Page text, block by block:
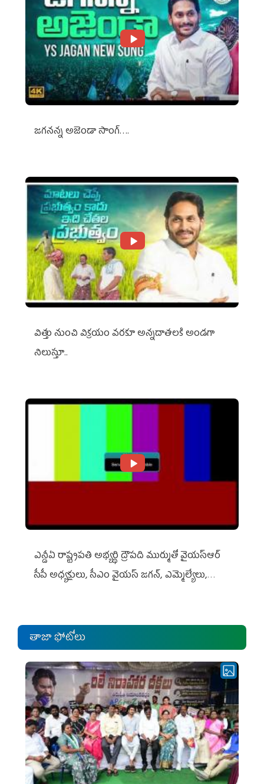
జగనన్న అజెండా సాంగ్….
విత్తు నుంచి విక్రయం వరకూ అన్నదాతలకి అండగా
నిలుస్తూ..
ఎన్డీఏ రాష్ట్ర‌ప‌తి అభ్య‌ర్థి ద్రౌప‌ది ముర్ముతో వైయ‌స్ఆర్
సీపీ అధ్య‌క్షులు, సీఎం వైయ‌స్ జ‌గ‌న్, ఎమ్మెల్యేలు,
తాజా ఫోటోలు